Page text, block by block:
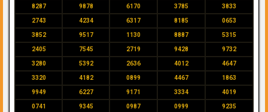
8287 9878 6170 3785 3833
2743 4234 6317 8185 0653
3852 9517 1130 8887 5315
2405 7545 2719 9428 9732
3280 5392 2636 4012 4647
3320 4182 0899 4467 1863
9949 6227 9171 3334 4019
0741 9345 0987 0999 9235